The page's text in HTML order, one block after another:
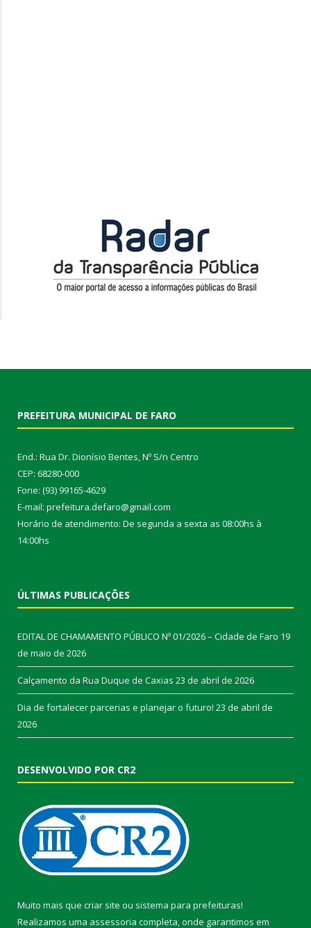
PREFEITURA MUNICIPAL DE FARO
End.: Rua Dr. Dionísio Bentes, Nº S/n Centro
CEP: 68280-000
Fone: (93) 99165-4629
E-mail: prefeitura.defaro@gmail.com
Horário de atendimento: De segunda a sexta as 08:00hs à
14:00hs
ÚLTIMAS PUBLICAÇÕES
EDITAL DE CHAMAMENTO PÚBLICO Nº 01/2026 – Cidade de Faro 19
de maio de 2026
Calçamento da Rua Duque de Caxias 23 de abril de 2026
Dia de fortalecer parcerias e planejar o futuro! 23 de abril de
2026
DESENVOLVIDO POR CR2
Muito mais que criar site ou sistema para prefeituras!
Realizamos uma assessoria completa, onde garantimos em